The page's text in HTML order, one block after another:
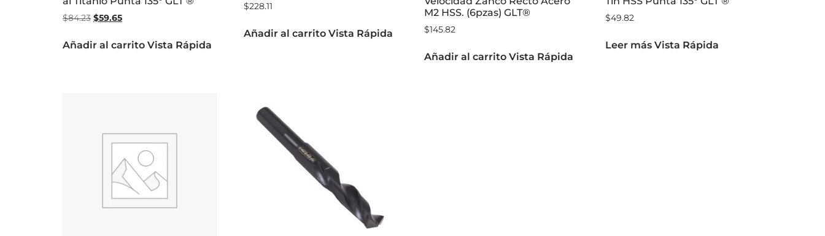
$84.23 $59.65
Añadir al carrito Vista Rápida
$228.11
Añadir al carrito Vista Rápida
M2 HSS. (6pzas) GLT®
$145.82
Añadir al carrito Vista Rápida
$49.82
Leer más Vista Rápida